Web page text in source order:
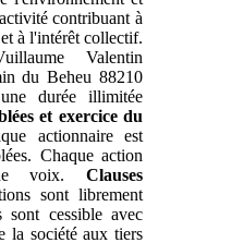
contribuant à
à l'intérêt collectif.
Valentin
du Beheu 88210
durée illimitée
et exercice du
actionnaire est
Chaque action
voix. Clauses
sont librement
sont cessible avec
la société aux tiers